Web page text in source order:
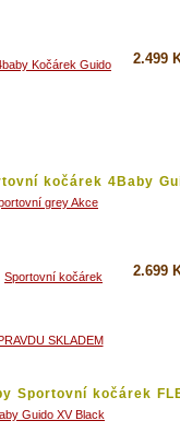
2.499
kočárek 4Baby
2.699
Sportovní kočárek